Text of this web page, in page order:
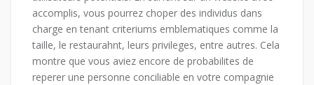
accomplis, vous pourrez choper des individus dans
charge en tenant criteriums emblematiques comme la
taille, le restaurahnt, leurs privileges, entre autres. Cela
montre que vous aviez encore de probabilites de
reperer une personne conciliable en votre compagnie